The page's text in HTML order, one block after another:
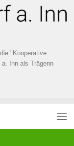
"Kooperative
Inn als Trägerin